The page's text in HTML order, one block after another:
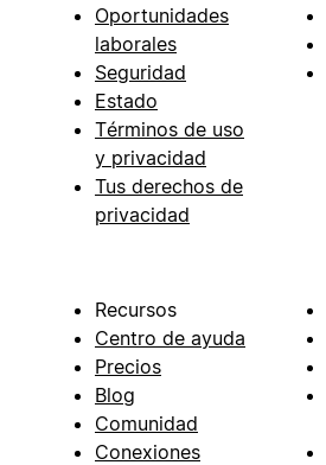
Oportunidades
laborales
Seguridad
Estado
Términos de uso
y privacidad
Tus derechos de
privacidad
Recursos
Centro de ayuda
Precios
Blog
Comunidad
Conexiones